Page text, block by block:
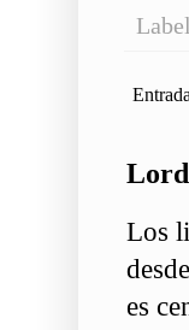
Lord
Los
es